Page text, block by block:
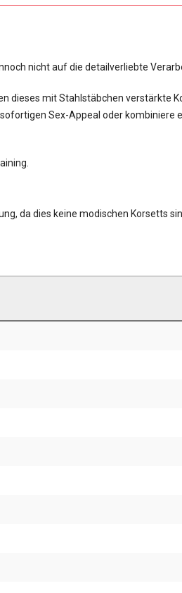
nicht auf die detailverliebte
dieses mit Stahlstäbchen verstärkte
Sex-Appeal oder kombiniere
da dies keine modischen Korsetts